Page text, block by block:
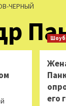
ЧЕРНЫЙ
его